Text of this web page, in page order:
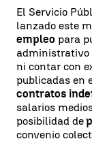
El Servicio
lanzado este
empleo para
administrativo
ni contar con
publicadas en
contratos
salarios
posibilidad de
convenio